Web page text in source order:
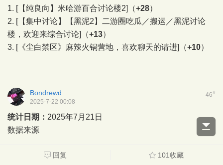
1. [【纯良向】米哈游百合讨论楼2] （+28）
2. [【集中讨论】【黑泥2】二游圈吃瓜／搬运／黑泥讨论
楼，欢迎来综合讨论]
（+13）
3. [《尘白禁区》麻辣火锅营地，喜欢聊天的请进] （+10）
46#
Bondrewd
2025-7-22 00:08
统计日期： 2025年7月21日
数据来源
外野（+1414）
回复 101收藏